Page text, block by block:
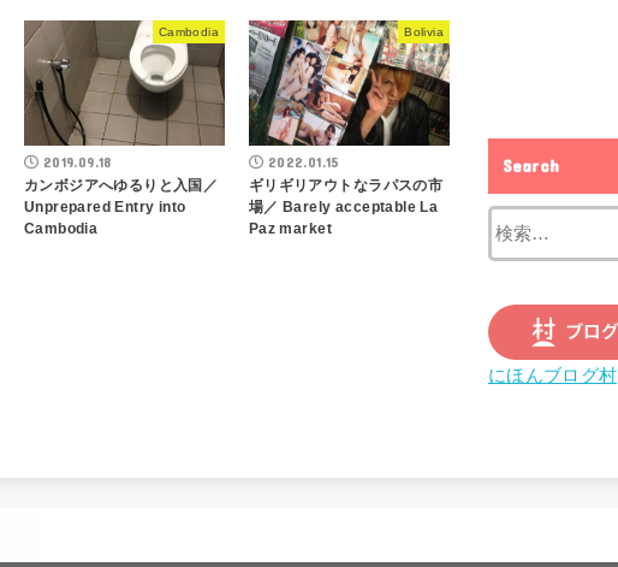
Cambodia
2019.09.18
カンボジアへゆるりと入国／
Unprepared Entry into
Cambodia
Bolivia
2022.01.15
ギリギリアウトなラパスの市
場／ Barely acceptable La
Paz market
Search
にほんブログ村